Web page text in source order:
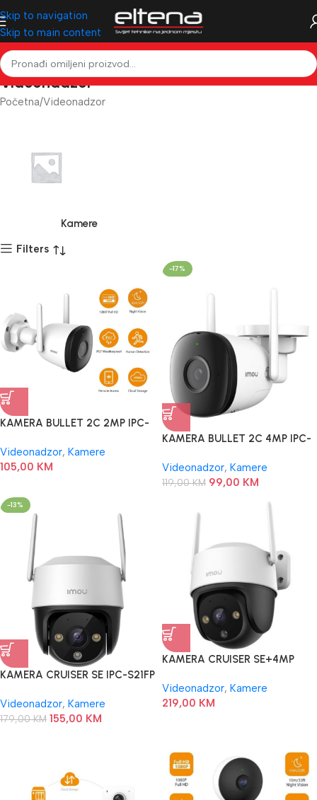
Skip to navigation
Skip to main content
Videonadzor
Početna Videonadzor
Kamere
Filters
KAMERA BULLET 2C 2MP IPC-
Videonadzor, Kamere
105,00 KM
-17%
KAMERA BULLET 2C 4MP IPC-
Videonadzor, Kamere
119,00KM 99,00 KM
-13%
KAMERA CRUISER SE IPC-S21FP
Videonadzor, Kamere
179,00KM 155,00 KM
KAMERA CRUISER SE+4MP
Videonadzor, Kamere
219,00 KM